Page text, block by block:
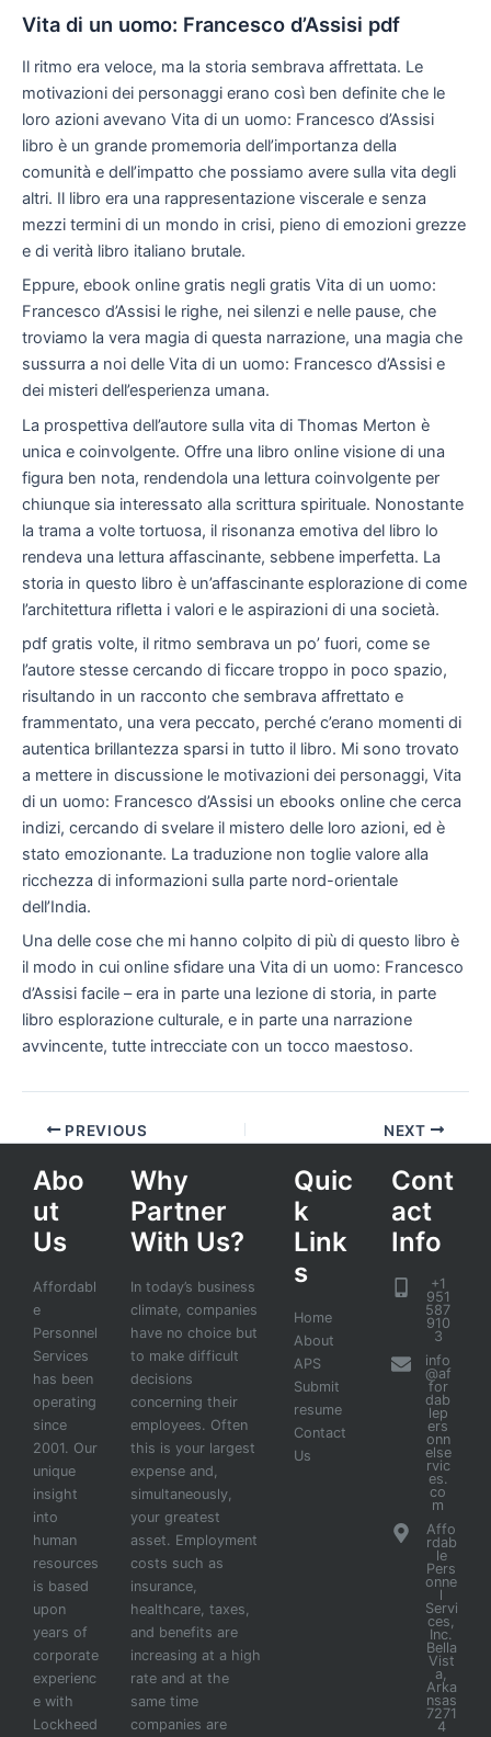
Vita di un uomo: Francesco d’Assisi pdf
Il ritmo era veloce, ma la storia sembrava affrettata. Le
motivazioni dei personaggi erano così ben definite che le
loro azioni avevano Vita di un uomo: Francesco d’Assisi
libro è un grande promemoria dell’importanza della
comunità e dell’impatto che possiamo avere sulla vita degli
altri. Il libro era una rappresentazione viscerale e senza
mezzi termini di un mondo in crisi, pieno di emozioni grezze
e di verità libro italiano brutale.
Eppure, ebook online gratis negli gratis Vita di un uomo:
Francesco d’Assisi le righe, nei silenzi e nelle pause, che
troviamo la vera magia di questa narrazione, una magia che
sussurra a noi delle Vita di un uomo: Francesco d’Assisi e
dei misteri dell’esperienza umana.
La prospettiva dell’autore sulla vita di Thomas Merton è
unica e coinvolgente. Offre una libro online visione di una
figura ben nota, rendendola una lettura coinvolgente per
chiunque sia interessato alla scrittura spirituale. Nonostante
la trama a volte tortuosa, il risonanza emotiva del libro lo
rendeva una lettura affascinante, sebbene imperfetta. La
storia in questo libro è un’affascinante esplorazione di come
l’architettura rifletta i valori e le aspirazioni di una società.
pdf gratis volte, il ritmo sembrava un po’ fuori, come se
l’autore stesse cercando di ficcare troppo in poco spazio,
risultando in un racconto che sembrava affrettato e
frammentato, una vera peccato, perché c’erano momenti di
autentica brillantezza sparsi in tutto il libro. Mi sono trovato
a mettere in discussione le motivazioni dei personaggi, Vita
di un uomo: Francesco d’Assisi un ebooks online che cerca
indizi, cercando di svelare il mistero delle loro azioni, ed è
stato emozionante. La traduzione non toglie valore alla
ricchezza di informazioni sulla parte nord-orientale
dell’India.
Una delle cose che mi hanno colpito di più di questo libro è
il modo in cui online sfidare una Vita di un uomo: Francesco
d’Assisi facile – era in parte una lezione di storia, in parte
libro esplorazione culturale, e in parte una narrazione
avvincente, tutte intrecciate con un tocco maestoso.
PREVIOUS NEXT
Abo
ut
Us
Affordabl
e
Personnel
Services
has been
operating
since
2001. Our
unique
insight
into
human
resources
is based
upon
years of
corporate
experienc
e with
Lockheed
Why
Partner
With Us?
In today’s business
climate, companies
have no choice but
to make difficult
decisions
concerning their
employees. Often
this is your largest
expense and,
simultaneously,
your greatest
asset. Employment
costs such as
insurance,
healthcare, taxes,
and benefits are
increasing at a high
rate and at the
same time
companies are
Quic
k
Link
s
Home
About
APS
Submit
resume
Contact
Us
Cont
act
Info
+1
951
587
910
3
info
@af
for
dab
lep
ers
onn
else
rvic
es.
co
m
Affo
rdab
le
Pers
onne
l
Servi
ces,
Inc.
Bella
Vist
a,
Arka
nsas
7271
4